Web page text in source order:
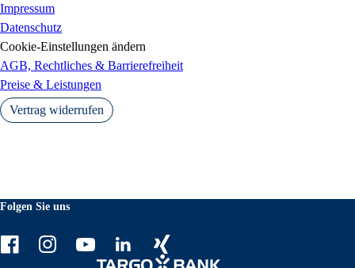
Impressum
Datenschutz
Cookie-Einstellungen ändern
AGB, Rechtliches & Barrierefreiheit
Preise & Leistungen
Vertrag widerrufen
Folgen Sie uns
FacebookInstagramYoutube LinkedIn